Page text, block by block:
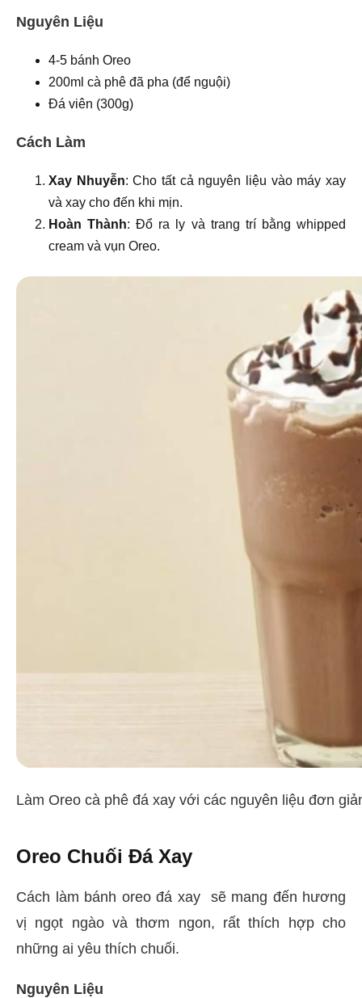
Nguyên Liệu
4-5 bánh Oreo
200ml cà phê đã pha (để nguội)
Đá viên (300g)
Cách Làm
Xay Nhuyễn: Cho tất cả nguyên liệu vào máy xay
và xay cho đến khi mịn.
Hoàn Thành: Đổ ra ly và trang trí bằng whipped
cream và vụn Oreo.
Làm Oreo cà phê đá xay với các nguyên liệu đơn
Oreo Chuối Đá Xay
Cách làm bánh oreo đá xay sẽ mang đến hương
vị ngọt ngào và thơm ngon, rất thích hợp cho
những ai yêu thích chuối.
Nguyên Liệu